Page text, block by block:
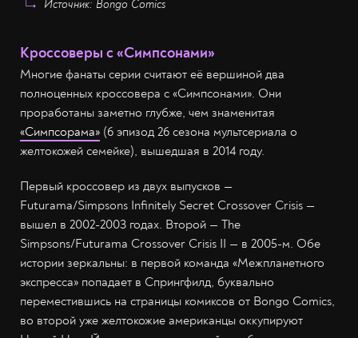
Источник: Bongo Comics
Кроссоверы с «Симпсонами»
Многие фанаты серии считают её вершиной два
полноценных кроссовера с «Симпсонами». Они
проработаны заметно глубже, чем знаменитая
«Симпсорама» (6 эпизод 26 сезона мультсериала о
желтокожей семейке), вышедшая в 2014 году.
Первый кроссовер из двух выпусков —
Futurama/Simpsons Infinitely Secret Crossover Crisis —
вышел в 2002-2003 годах. Второй — The
Simpsons/Futurama Crossover Crisis II — в 2005-м. Обе
истории зеркальны: в первой команда «Межпланетного
экспресса» попадает в Спрингфилд, буквально
переместившись на страницы комиксов от Bongo Comics,
во второй уже желтокожие американцы оккупируют